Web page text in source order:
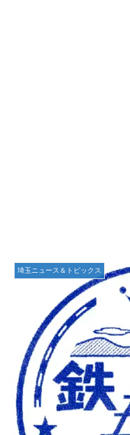
埼玉ニュース＆トピックス